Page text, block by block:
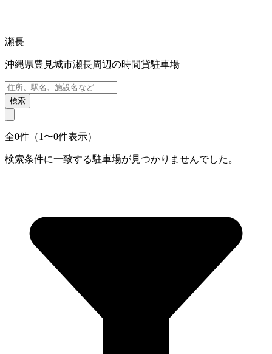
瀬長
沖縄県豊見城市瀬長周辺の時間貸駐車場
検索
全0件（1〜0件表示）
検索条件に一致する駐車場が見つかりませんでした。